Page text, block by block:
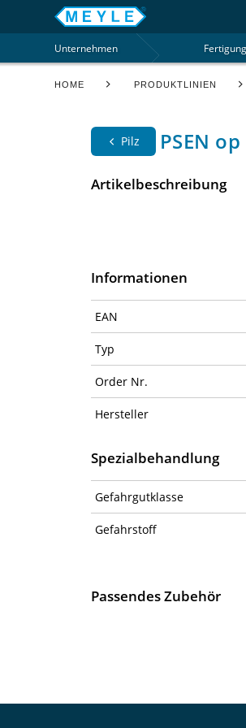
Unternehmen
HOME PRODUKTLINIEN
Pilz PSEN
Artikelbeschreibung
Informationen
EAN
Typ
Order Nr.
Hersteller
Spezialbehandlung
Gefahrgutklasse
Gefahrstoff
Passendes Zubehör